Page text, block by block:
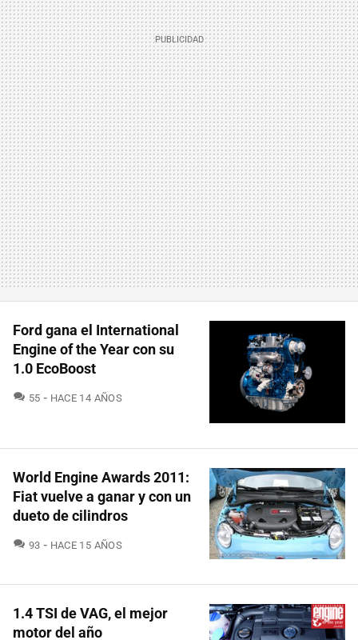
Ford gana el International
Engine of the Year con su
1.0 EcoBoost
55 COMENTARIOS
HACE 14 AÑOS
World Engine Awards 2011:
Fiat vuelve a ganar y con un
dueto de cilindros
93 COMENTARIOS
HACE 15 AÑOS
1.4 TSI de VAG, el mejor
motor del año